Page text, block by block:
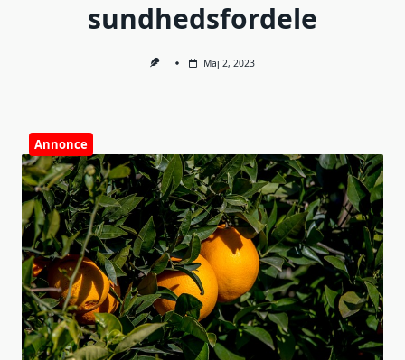
sundhedsfordele
Maj 2, 2023
Annonce